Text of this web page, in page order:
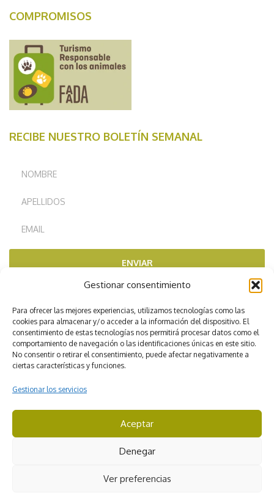
Gestionar consentimiento
Para ofrecer las mejores experiencias, utilizamos tecnologías como las
cookies para almacenar y/o acceder a la información del dispositivo. El
consentimiento de estas tecnologías nos permitirá procesar datos como el
comportamiento de navegación o las identificaciones únicas en este sitio.
No consentir o retirar el consentimiento, puede afectar negativamente a
ciertas características y funciones.
Gestionar los servicios
Aceptar
Denegar
Ver preferencias
COMPROMISOS
RECIBE NUESTRO BOLETÍN SEMANAL
ENVIAR
CICMA 3422